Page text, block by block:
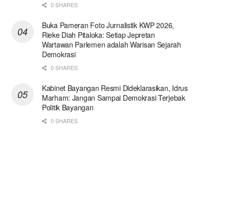
0 SHARES
Buka Pameran Foto Jurnalistik KWP 2026,
Rieke Diah Pitaloka: Setiap Jepretan
Wartawan Parlemen adalah Warisan Sejarah
Demokrasi
0 SHARES
Kabinet Bayangan Resmi Dideklarasikan, Idrus
Marham: Jangan Sampai Demokrasi Terjebak
Politik Bayangan
0 SHARES